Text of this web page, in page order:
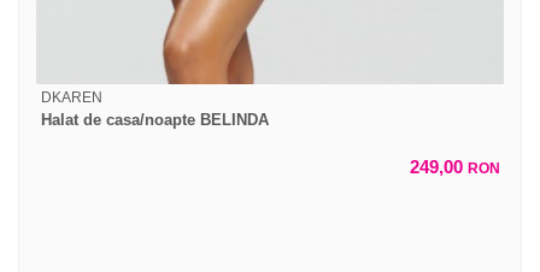
DKAREN
Halat de casa/noapte BELINDA
249,00 RON